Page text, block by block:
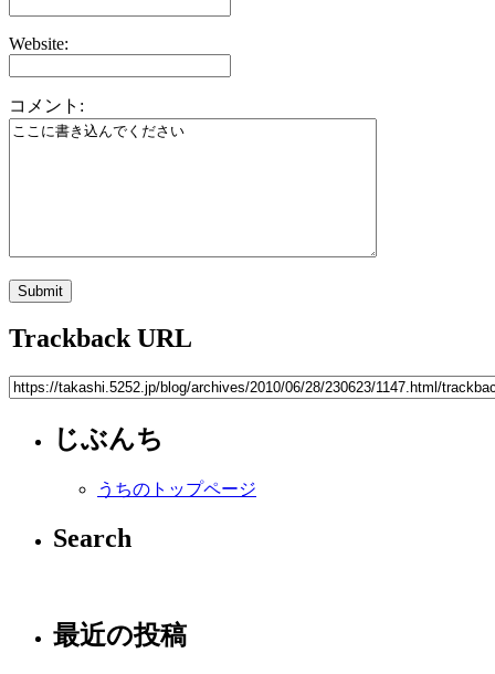
Website:
コメント:
Trackback URL
じぶんち
うちのトップページ
Search
最近の投稿